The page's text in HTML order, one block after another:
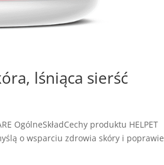
lśniąca sierść
OgólneSkładCechy produktu HELPET
o wsparciu zdrowia skóry i poprawie